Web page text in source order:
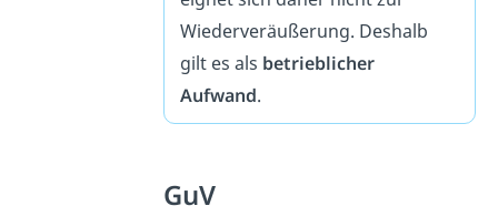
Wiederveräußerung. Deshalb
gilt es als betrieblicher
Aufwand.
GuV